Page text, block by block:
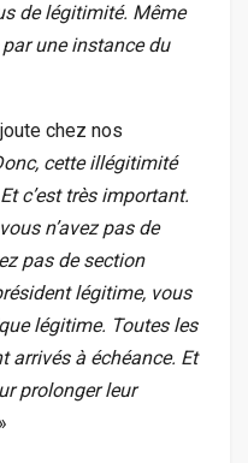
de légitimité. Même
une instance du
chez nos
cette illégitimité
c’est très important.
n’avez pas de
pas de section
légitime, vous
légitime. Toutes les
arrivés à échéance. Et
prolonger leur
»